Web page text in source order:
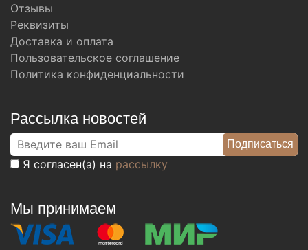
Отзывы
Реквизиты
Доставка и оплата
Пользовательское соглашение
Политика конфиденциальности
Рассылка новостей
Я согласен(а) на рассылку
Мы принимаем